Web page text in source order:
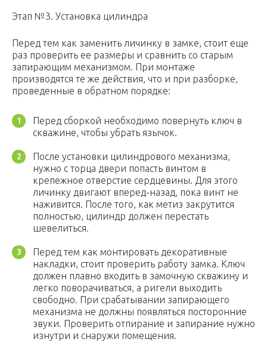
Этап №3. Установка цилиндра
Перед тем как заменить личинку в замке, стоит еще
раз проверить ее размеры и сравнить со старым
запирающим механизмом. При монтаже
производятся те же действия, что и при разборке,
проведенные в обратном порядке:
Перед сборкой необходимо повернуть ключ в
скважине, чтобы убрать язычок.
После установки цилиндрового механизма,
нужно с торца двери попасть винтом в
крепежное отверстие сердцевины. Для этого
личинку двигают вперед-назад, пока винт не
наживится. После того, как метиз закрутится
полностью, цилиндр должен перестать
шевелиться.
Перед тем как монтировать декоративные
накладки, стоит проверить работу замка. Ключ
должен плавно входить в замочную скважину и
легко поворачиваться, а ригели выходить
свободно. При срабатывании запирающего
механизма не должны появляться посторонние
звуки. Проверить отпирание и запирание нужно
изнутри и снаружи помещения.